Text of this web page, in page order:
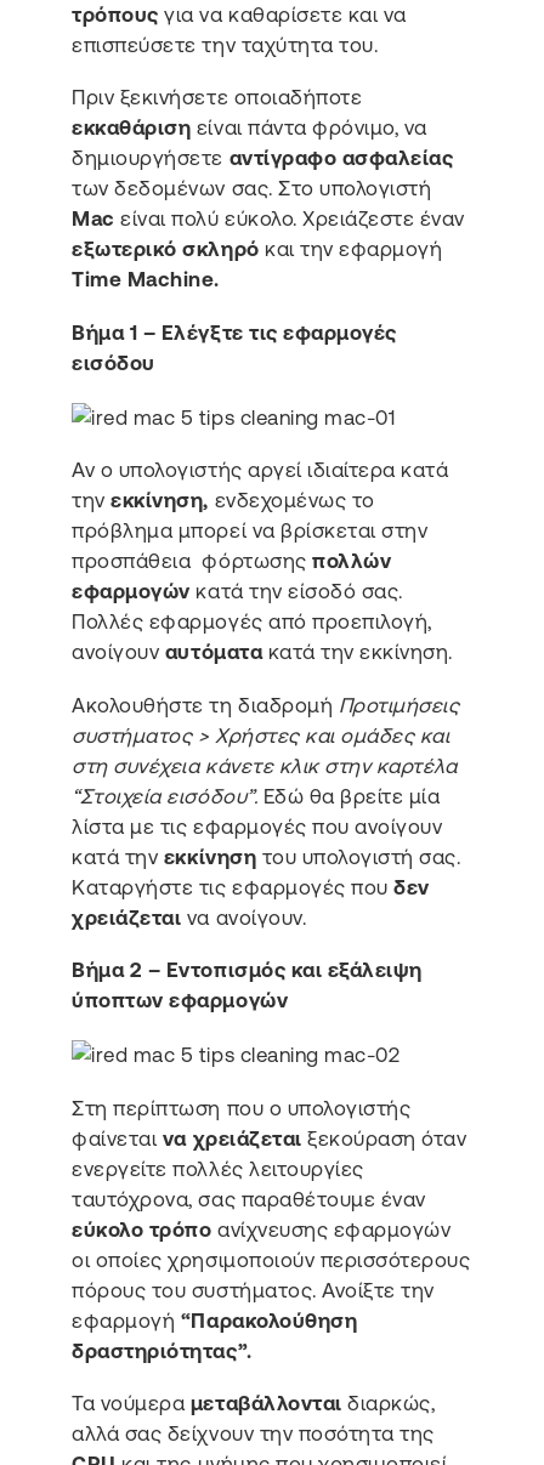
τρόπουςγια να καθαρίσετε και να
επισπεύσετε την ταχύτητα του.
Πριν ξεκινήσετε οποιαδήποτε
εκκαθάριση είναι πάντα φρόνιμο, να
δημιουργήσετε αντίγραφο ασφαλείας
των δεδομένων σας. Στο υπολογιστή
Macείναι πολύ εύκολο. Χρειάζεστε έναν
εξωτερικό σκληρό και την εφαρμογή
Time Machine.
Βήμα 1 – Ελέγξτε τις εφαρμογές
εισόδου
Αν ο υπολογιστής αργεί ιδιαίτερα κατά
τηνεκκίνηση, ενδεχομένως το
πρόβλημα μπορεί να βρίσκεται στην
προσπάθεια φόρτωσηςπολλών
εφαρμογών κατά την είσοδό σας.
Πολλές εφαρμογές από προεπιλογή,
ανοίγουν αυτόματακατά την εκκίνηση.
Ακολουθήστε τη διαδρομή Προτιμήσεις
συστήματος > Χρήστες και ομάδες και
στη συνέχεια κάνετε κλικ στην καρτέλα
“Στοιχεία εισόδου”. Εδώ θα βρείτε μία
λίστα με τις εφαρμογές που ανοίγουν
κατά την εκκίνηση του υπολογιστή σας.
Καταργήστε τις εφαρμογές πουδεν
χρειάζεται να ανοίγουν.
Βήμα 2 – Εντοπισμός και εξάλειψη
ύποπτων εφαρμογών
Στη περίπτωση που ο υπολογιστής
φαίνεται να χρειάζεταιξεκούραση όταν
ενεργείτε πολλές λειτουργίες
ταυτόχρονα, σας παραθέτουμε έναν
εύκολο τρόπο ανίχνευσης εφαρμογών
οι οποίες χρησιμοποιούν περισσότερους
πόρους του συστήματος. Ανοίξτε την
εφαρμογή “Παρακολούθηση
δραστηριότητας”.
Τα νούμερα μεταβάλλονταιδιαρκώς,
αλλά σας δείχνουν την ποσότητα της